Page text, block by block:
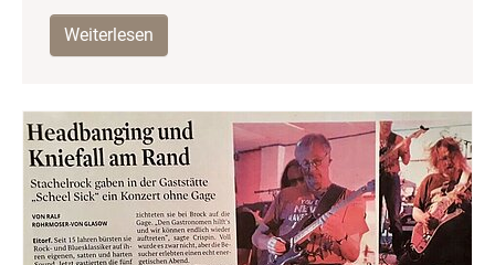
Weiterlesen